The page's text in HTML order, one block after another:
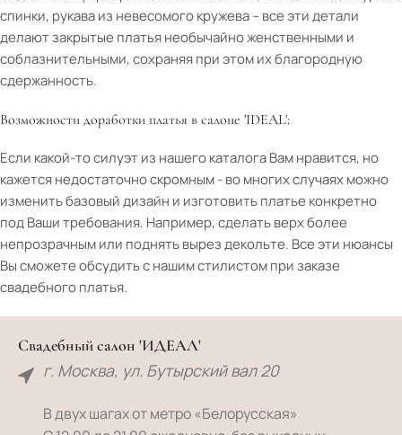
спинки, рукава из невесомого кружева – все эти детали
делают закрытые платья необычайно женственными и
соблазнительными, сохраняя при этом их благородную
сдержанность.
Возможности доработки платья в салоне 'IDEAL':
Если какой-то силуэт из нашего каталога Вам нравится, но
кажется недостаточно скромным - во многих случаях можно
изменить базовый дизайн и изготовить платье конкретно
под Ваши требования. Например, сделать верх более
непрозрачным или поднять вырез декольте. Все эти нюансы
Вы сможете обсудить с нашим стилистом при заказе
свадебного платья.
Свадебный салон 'ИДЕАЛ'
г. Москва, ул. Бутырский вал 20
В двух шагах от метро «Белорусская»